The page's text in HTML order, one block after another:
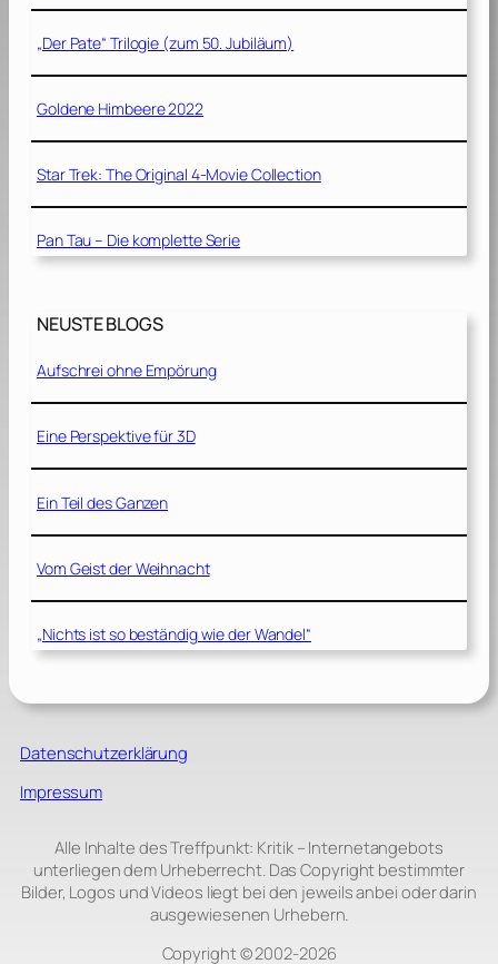
„Der Pate“ Trilogie (zum 50. Jubiläum)
Goldene Himbeere 2022
Star Trek: The Original 4-Movie Collection
Pan Tau – Die komplette Serie
NEUSTE BLOGS
Aufschrei ohne Empörung
Eine Perspektive für 3D
Ein Teil des Ganzen
Vom Geist der Weihnacht
„Nichts ist so beständig wie der Wandel“
Datenschutzerklärung
Impressum
Alle Inhalte des Treffpunkt: Kritik – Internetangebots
unterliegen dem Urheberrecht. Das Copyright bestimmter
Bilder, Logos und Videos liegt bei den jeweils anbei oder darin
ausgewiesenen Urhebern.
Copyright © 2002‑2026